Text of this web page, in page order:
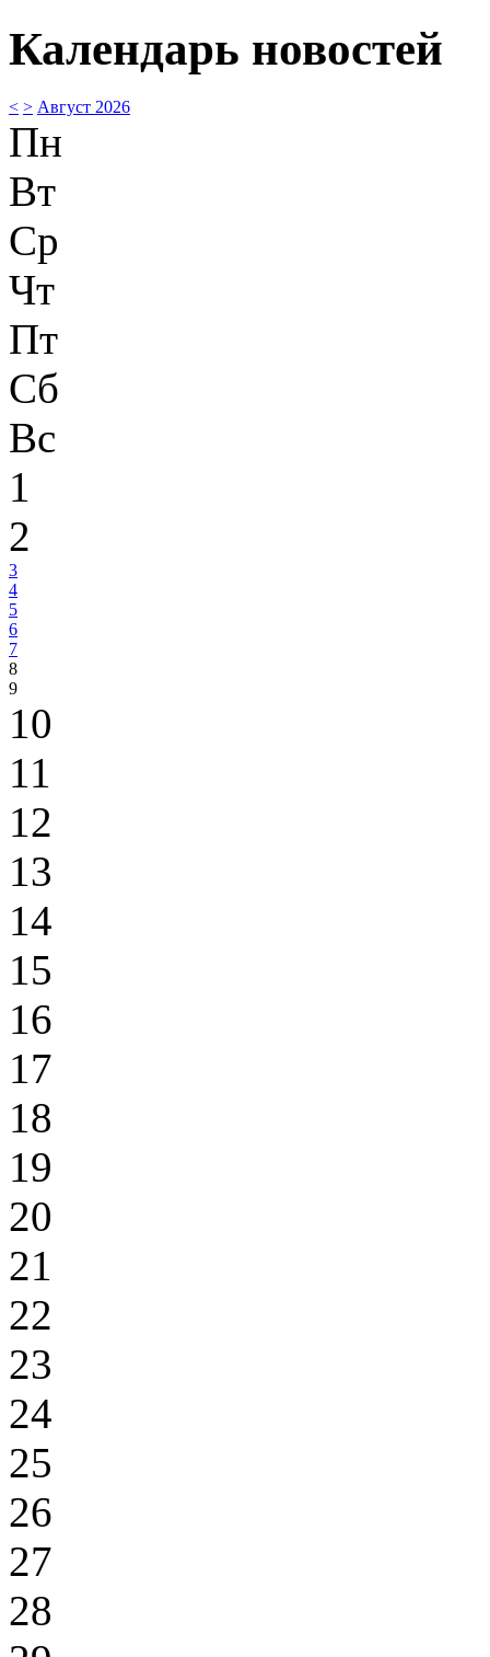
Календарь новостей
< > Август 2026
Пн
Вт
Ср
Чт
Пт
Сб
Вс
1
2
3
4
5
6
7
8
9
10
11
12
13
14
15
16
17
18
19
20
21
22
23
24
25
26
27
28